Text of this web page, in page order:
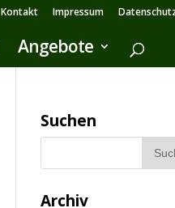
Kontakt Impressum
Angebote
Suchen
Archiv